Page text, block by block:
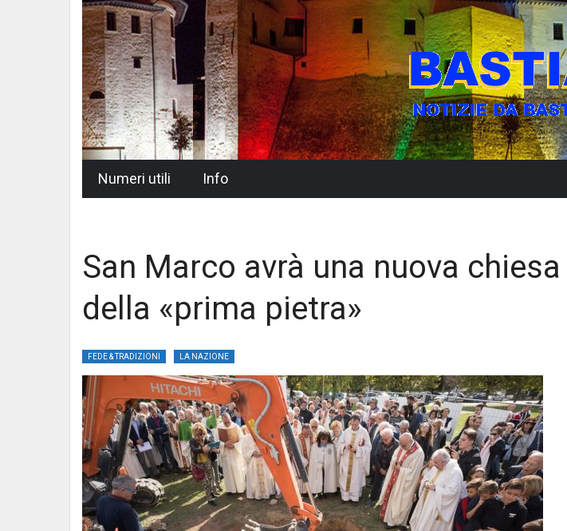
Numeri utili Info
San Marco avrà una nuova
della «prima pietra»
FEDE & TRADIZIONI LA NAZIONE